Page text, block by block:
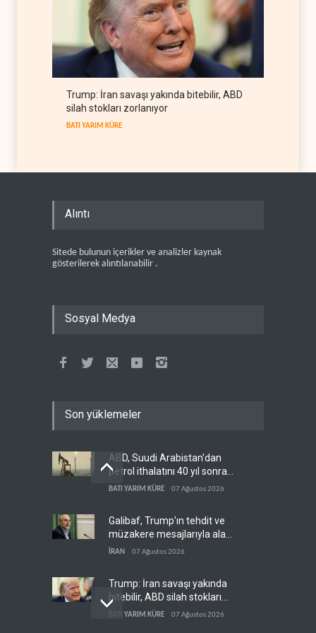
Trump: İran savaşı yakında bitebilir, ABD
silah stokları zorlanıyor
BATI YARIM KÜRE
Alıntı
Sitede bulunun içerikler ve analizler kaynak
gösterilerek alıntılanabilir .
Sosyal Medya
Son yüklemeler
ABD, Suudi Arabistan'dan
petrol ithalatını 40 yıl sonra
ilk kez durdurdu
BATI YARIM KÜRE 07 Ağustos 2026
Galibaf, Trump'ın tehdit ve
müzakere mesajlarıyla alay
etti
İRAN 07 Ağustos 2026
Trump: İran savaşı yakında
bitebilir, ABD silah stokları
zorlanıyor
BATI YARIM KÜRE 07 Ağustos 2026